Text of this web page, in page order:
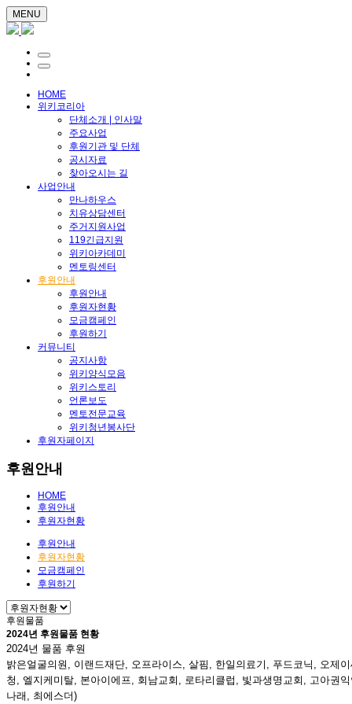
MENU
HOME
위키코리아
단체소개 | 인사말
주요사업
후원기관 및 단체
공시자료
찾아오시는 길
사업안내
만나하우스
치유상담센터
주거지원사업
119긴급지원
위키아카데미
멘토링센터
후원안내
후원안내
후원자현황
모금캠페인
후원하기
커뮤니티
공지사항
위키양식모음
위키스토리
언론보도
멘토전문교육
위키청년봉사단
후원자페이지
후원안내
HOME
후원안내
후원자현황
후원안내
후원자현황
모금캠페인
후원하기
후원물품
2024년 후원물품 현황
2024년 물품 후원
밝은얼굴의원, 이랜드재단, 오프라이스, 살핌, 한일의료기, 푸드코닉, 오제
청, 엘지케미탈, 본아이에프, 회남교회, 로타리클럽, 빛과생명교회, 고아권
나래
최에스더)